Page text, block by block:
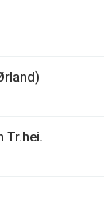
Tr.hei.